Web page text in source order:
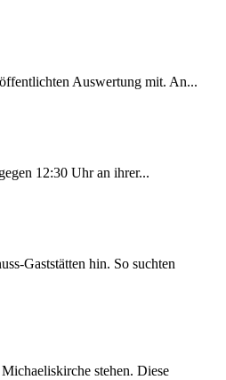
Auswertung mit. An...
12:30 Uhr an ihrer...
Gaststätten hin. So suchten
stehen. Diese